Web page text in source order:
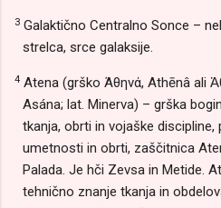
3 Galaktično Centralno Sonce –
strelca, srce galaksije.
4 Atena (grško Άθηνά, Athēnâ ali
Asána; lat. Minerva) – grška
tkanja, obrti in vojaške
umetnosti in obrti, zaščitnica
Palada. Je hči Zevsa in Metide.
tehnično znanje tkanja in